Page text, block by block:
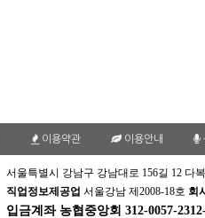
이용약관 이용안내
서울특별시 강남구 강남대로 156길 12 다
직업정보제공업 서울강남 제2008-18호 회
입금계좌 농협중앙회 312-0057-